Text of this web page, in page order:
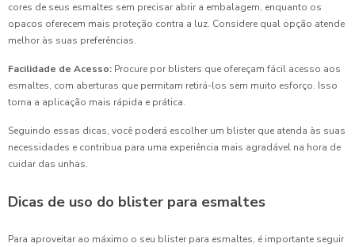
cores de seus esmaltes sem precisar abrir a embalagem, enquanto os
opacos oferecem mais proteção contra a luz. Considere qual opção atende
melhor às suas preferências.
Facilidade de Acesso: Procure por blisters que ofereçam fácil acesso aos
esmaltes, com aberturas que permitam retirá-los sem muito esforço. Isso
torna a aplicação mais rápida e prática.
Seguindo essas dicas, você poderá escolher um blister que atenda às suas
necessidades e contribua para uma experiência mais agradável na hora de
cuidar das unhas.
Dicas de uso do blister para esmaltes
Para aproveitar ao máximo o seu blister para esmaltes, é importante seguir